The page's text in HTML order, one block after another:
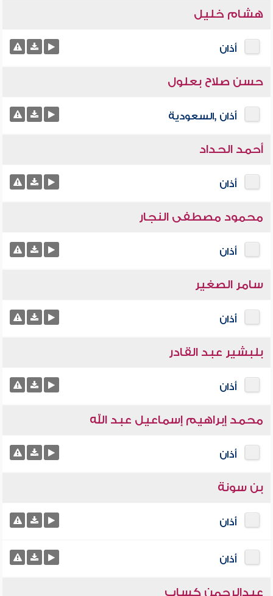
هشام خليل
أذان
حسن صلاح بعلول
أذان ,السعودية
أحمد الحداد
أذان
محمود مصطفى النجار
أذان
سامر الصغير
أذان
بلبشير عبد القادر
أذان
محمد إبراهيم إسماعيل عبد الله
أذان
بن سونة
أذان
أذان
عبدالرحمن كساب